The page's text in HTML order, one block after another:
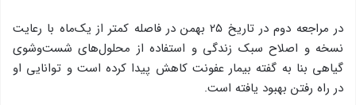
در مراجعه دوم در تاریخ ۲۵ بهمن در فاصله کمتر از یک‌ماه با رعایت
نسخه و اصلاح سبک زندگی و استفاده از محلول‌های شست‌وشوی
گیاهی بنا به گفته بیمار عفونت کاهش پیدا کرده است و توانایی او
در راه رفتن بهبود یافته است.